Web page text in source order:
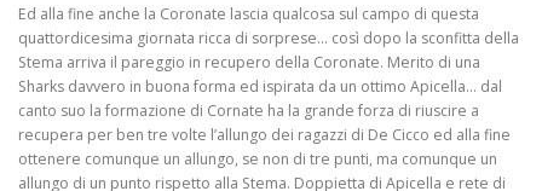
Ed alla fine anche la Coronate lascia qualcosa sul campo di questa
quattordicesima giornata ricca di sorprese… così dopo la sconfitta della
Stema arriva il pareggio in recupero della Coronate. Merito di una
Sharks davvero in buona forma ed ispirata da un ottimo Apicella… dal
canto suo la formazione di Cornate ha la grande forza di riuscire a
recupera per ben tre volte l’allungo dei ragazzi di De Cicco ed alla fine
ottenere comunque un allungo, se non di tre punti, ma comunque un
allungo di un punto rispetto alla Stema. Doppietta di Apicella e rete di